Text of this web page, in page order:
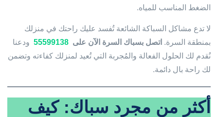
الضغط المناسب للمياه.
لا تدع مشاكل السباكة الشائعة تُفسد عليك راحتك في منزلك
بمنطقة السرة. اتصل بسباك السرة الآن على 55599138 ودعنا
نُقدم لك الحلول الفعالة والمُجربة التي تُعيد لمنزلك كفاءته وتضمن
لك راحة بال دائمة.
أكثر من مجرد سباك: كيف